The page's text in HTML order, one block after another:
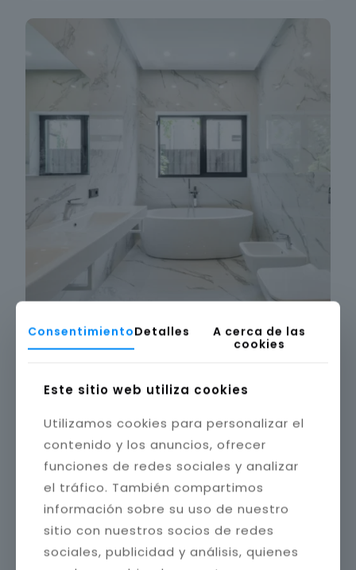
ConsentimientoDetalles
A cerca de las
cookies
Este sitio web utiliza cookies
Utilizamos cookies para personalizar el
contenido y los anuncios, ofrecer
funciones de redes sociales y analizar
el tráfico. También compartimos
información sobre su uso de nuestro
sitio con nuestros socios de redes
sociales, publicidad y análisis, quienes